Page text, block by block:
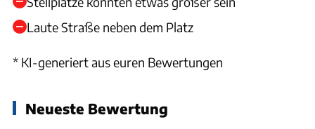
Laute Straße neben dem Platz
* KI-generiert aus euren Bewertungen
Neueste Bewertung